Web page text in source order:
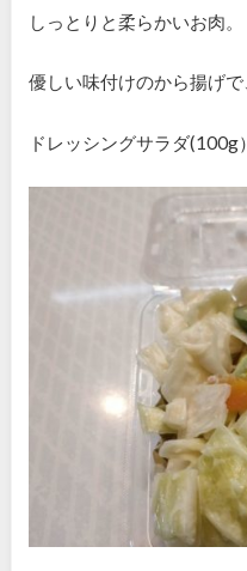
しっとりと柔らかいお肉。
優しい味付けのから揚げで
ドレッシングサラダ(100g）